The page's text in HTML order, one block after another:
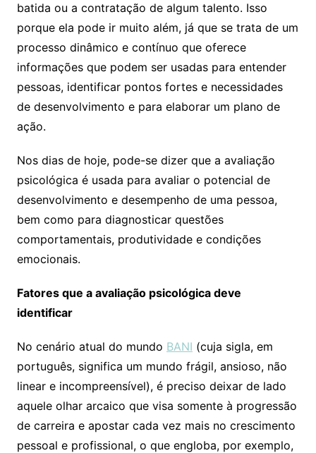
batida ou a contratação de algum talento. Isso
porque ela pode ir muito além, já que se trata de um
processo dinâmico e contínuo que oferece
informações que podem ser usadas para entender
pessoas, identificar pontos fortes e necessidades
de desenvolvimento e para elaborar um plano de
ação.
Nos dias de hoje, pode-se dizer que a avaliação
psicológica é usada para avaliar o potencial de
desenvolvimento e desempenho de uma pessoa,
bem como para diagnosticar questões
comportamentais, produtividade e condições
emocionais.
Fatores que a avaliação psicológica deve
identificar
No cenário atual do mundo BANI (cuja sigla, em
português, significa um mundo frágil, ansioso, não
linear e incompreensível), é preciso deixar de lado
aquele olhar arcaico que visa somente à progressão
de carreira e apostar cada vez mais no crescimento
pessoal e profissional, o que engloba, por exemplo,